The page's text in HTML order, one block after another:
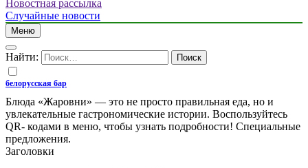
Новостная рассылка
Случайные новости
Меню
Найти:
белорусская бар
Блюда «Жаровни» — это не просто правильная еда, но и
увлекательные гастрономические истории. Воспользуйтесь
QR- кодами в меню, чтобы узнать подробности! Специальные
предложения.
Заголовки